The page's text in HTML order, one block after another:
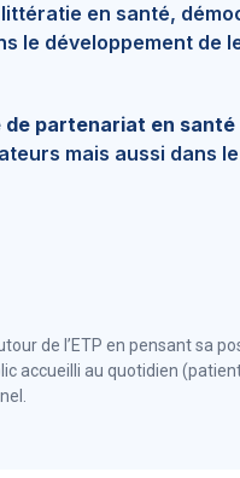
en santé,
le développement de
de partenariat en santé
mais aussi dans
de l’ETP en pensant sa
accueilli au quotidien